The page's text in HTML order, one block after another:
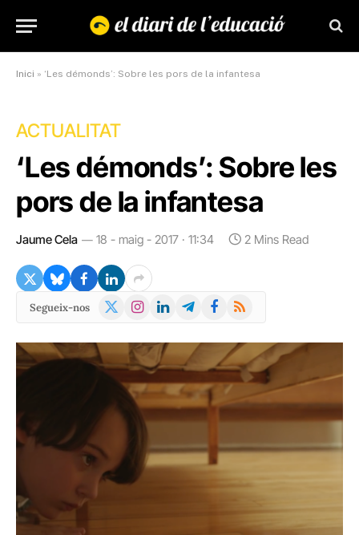
Inici » ‘Les démonds’: Sobre les pors de la infantesa
ACTUALITAT
‘Les démonds’: Sobre les
pors de la infantesa
Jaume Cela 18 - maig - 2017 · 11:34 2 Mins Read
Segueix-nos
X
Instagram
LinkedInTelegramFacebook
RSS